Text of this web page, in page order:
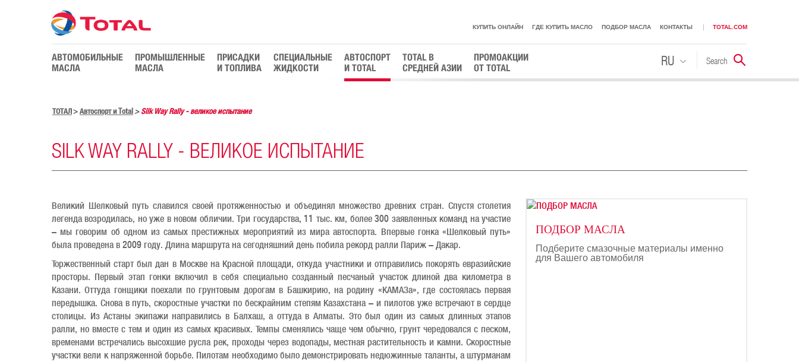
КУПИТЬ ОНЛАЙН ГДЕ КУПИТЬ МАСЛО ПОДБОР МАСЛА КОНТАКТЫ TOTAL.COM
АВТОМОБИЛЬНЫЕ
МАСЛА
ПРОМЫШЛЕННЫЕ
МАСЛА
ПРИСАДКИ
И ТОПЛИВА
СПЕЦИАЛЬНЫЕ
ЖИДКОСТИ
АВТОСПОРТ
И TOTAL
TOTAL В
СРЕДНЕЙ АЗИИ
ПРОМОАКЦИИ
ОТ TOTAL
RU
KK
Search Поиск
ТОТАЛ Автоспорт и Total Silk Way Rally - великое испытание
SILK WAY RALLY - ВЕЛИКОЕ ИСПЫТАНИЕ
Великий Шелковый путь славился своей протяженностью и объединял множество древних стран. Спустя столетия
легенда возродилась, но уже в новом обличии. Три государства, 11 тыс. км, более 300 заявленных команд на участие
– мы говорим об одном из самых престижных мероприятий из мира автоспорта. Впервые гонка «Шелковый путь»
была проведена в 2009 году. Длина маршрута на сегодняшний день побила рекорд ралли Париж – Дакар.
Торжественный старт был дан в Москве на Красной площади, откуда участники и отправились покорять евразийские
просторы. Первый этап гонки включил в себя специально созданный песчаный участок длиной два километра в
Казани. Оттуда гонщики поехали по грунтовым дорогам в Башкирию, на родину «КАМАЗа», где состоялась первая
передышка. Снова в путь, скоростные участки по бескрайним степям Казахстана – и пилотов уже встречают в сердце
столицы. Из Астаны экипажи направились в Балхаш, а оттуда в Алматы. Это был один из самых длинных этапов
ралли, но вместе с тем и один из самых красивых. Темпы сменялись чаще чем обычно, грунт чередовался с песком,
временами встречались высохшие русла рек, проходы через водопады, местная растительность и камни. Скоростные
участки вели к напряженной борьбе. Пилотам необходимо было демонстрировать недюжинные таланты, а штурманам
ПОДБОР МАСЛА
Подберите смазочные материалы именно
для Вашего автомобиля